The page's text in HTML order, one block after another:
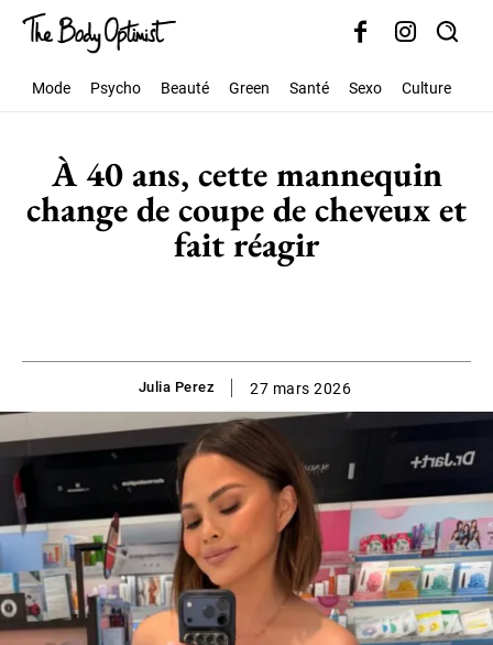
Mode Psycho Beauté Green Santé Sexo Culture
À 40 ans, cette mannequin
change de coupe de cheveux et
fait réagir
Julia Perez 27 mars 2026